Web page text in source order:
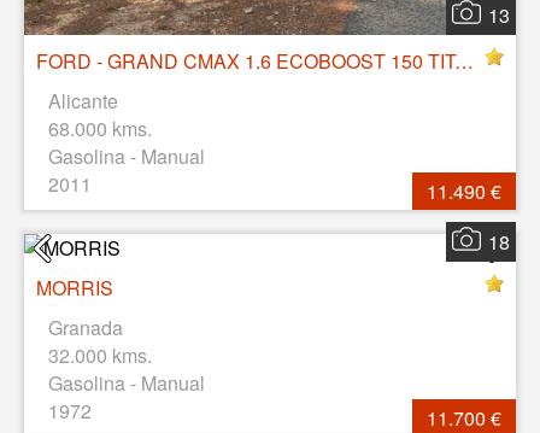
13
FORD - GRAND CMAX 1.6 ECOBOOST 150 TITANIUM
Alicante
68.000 kms.
Gasolina - Manual
2011
11.490 €
18
MORRIS
Granada
32.000 kms.
Gasolina - Manual
1972
11.700 €